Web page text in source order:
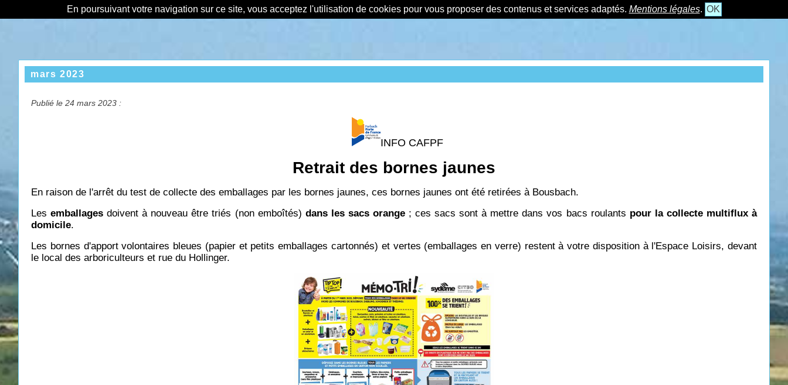
En poursuivant votre navigation sur ce site, vous acceptez l'utilisation de cookies pour vous proposer des contenus et services adaptés. Mentions légales. OK
mars 2023
Publié le 24 mars 2023 :
INFO CAFPF
Retrait des bornes jaunes
En raison de l'arrêt du test de collecte des emballages par les bornes jaunes, ces bornes jaunes ont été retirées à Bousbach.
Lesemballages doivent à nouveau être triés (non emboîtés) dans les sacs orange ; ces sacs sont à mettre dans vos bacs roulants pour la collecte multiflux à
domicile.
Les bornes d'apport volontaires bleues (papier et petits emballages cartonnés) et vertes (emballages en verre) restent à votre disposition à l'Espace Loisirs, devant
le local des arboriculteurs et rue du Hollinger.